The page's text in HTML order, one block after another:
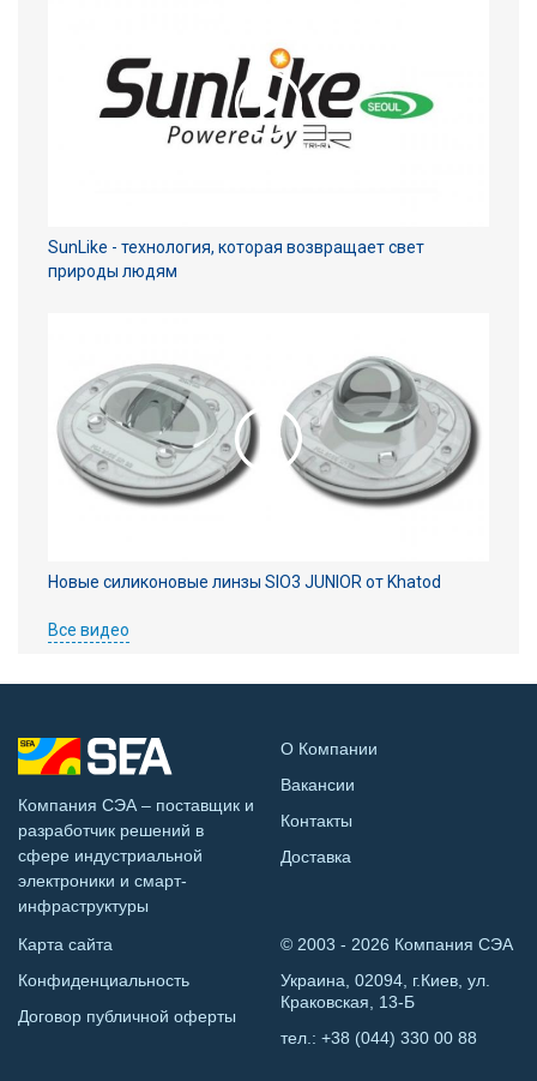
SunLike - технология, которая возвращает свет
природы людям
Новые силиконовые линзы SIO3 JUNIOR от Khatod
Все видео
Компания СЭА – поставщик и
разработчик решений в
сфере индустриальной
электроники и смарт-
инфраструктуры
О Компании
Вакансии
Контакты
Доставка
Карта сайта
Конфиденциальность
Договор публичной оферты
© 2003 - 2026 Компания СЭА
Украина, 02094, г.Киев, ул.
Краковская, 13-Б
тел.: +38 (044) 330 00 88